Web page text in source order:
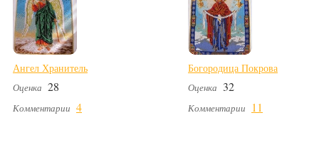
Ангел Хранитель
Оценка 28
Комментарии 4
Богородица Покрова
Оценка 32
Комментарии 11